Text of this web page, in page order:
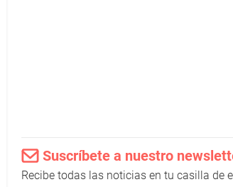
Suscríbete a nuestro
Recibe todas las noticias en tu casilla de